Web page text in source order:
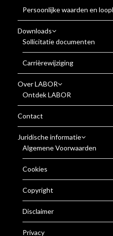
Persoonlijke waarden en
Downloads
Sollicitatie documenten
Carrièrewijziging
Over LABOR
Ontdek LABOR
Contact
Juridische informatie
Algemene Voorwaarden
Cookies
Copyright
Disclaimer
Privacy